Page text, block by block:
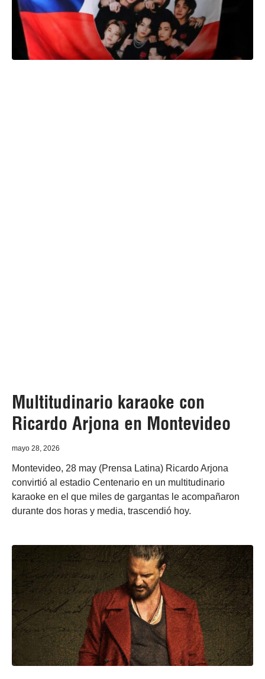
Multitudinario karaoke con
Ricardo Arjona en Montevideo
mayo 28, 2026
Montevideo, 28 may (Prensa Latina) Ricardo Arjona
convirtió al estadio Centenario en un multitudinario
karaoke en el que miles de gargantas le acompañaron
durante dos horas y media, trascendió hoy.